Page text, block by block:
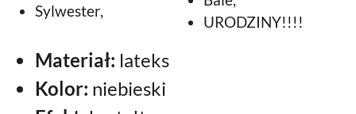
Sylwester,
URODZINY!!!!
Materiał: lateks
Kolor: niebieski